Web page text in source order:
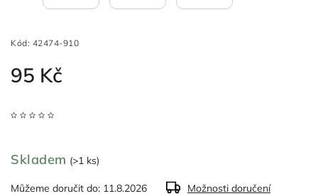
Kód: 42474-910
95 Kč
Skladem (>1 ks)
Můžeme doručit do: 11.8.2026 Možnosti doručení